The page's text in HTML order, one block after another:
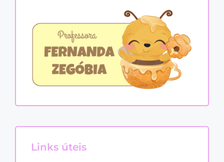
Links úteis